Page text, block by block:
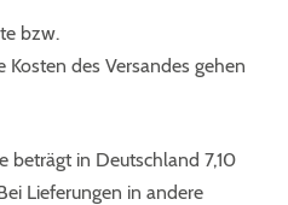
bzw.
des Versandes gehen
beträgt in Deutschland 7,10
Lieferungen in andere